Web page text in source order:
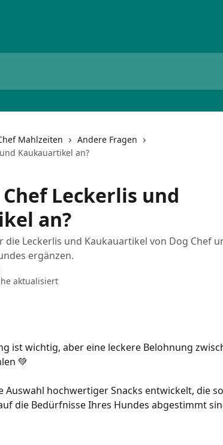
Mahlzeiten
Andere Fragen
Kaukauartikel an?
Leckerlis und
an?
die Leckerlis und Kaukauartikel von Dog Chef
ergänzen.
aktualisiert
ist wichtig, aber eine leckere Belohnung
💚
Auswahl hochwertiger Snacks entwickelt, die
die Bedürfnisse Ihres Hundes abgestimmt